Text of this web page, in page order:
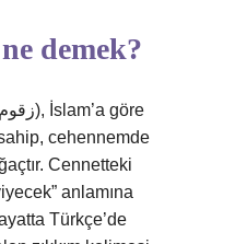
demek?
cehennemde
Cennetteki
anlamına
Türkçe’de